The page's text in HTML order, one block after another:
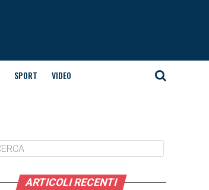
SPORT VIDEO
ARTICOLI RECENTI